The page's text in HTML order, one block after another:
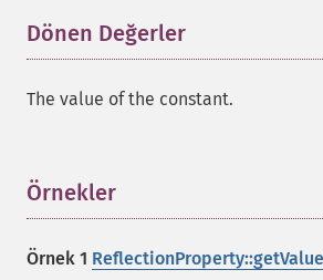
Dönen Değerler
The value of the constant.
Örnekler
Örnek 1